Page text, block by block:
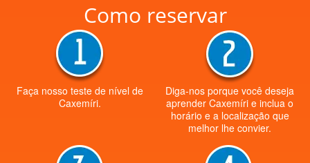
Como reservar
Faça nosso teste de nível de
Caxemíri.
Diga-nos porque você deseja
aprender Caxemíri e inclua o
horário e a localização que
melhor lhe convier.